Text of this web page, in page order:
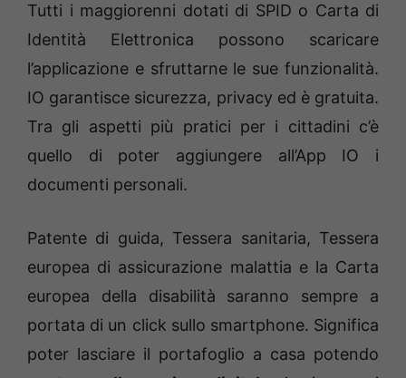
Tutti i maggiorenni dotati di SPID o Carta di
Identità Elettronica possono scaricare
l’applicazione e sfruttarne le sue funzionalità.
IO garantisce sicurezza, privacy ed è gratuita.
Tra gli aspetti più pratici per i cittadini c’è
quello di poter aggiungere all’App IO i
documenti personali.
Patente di guida, Tessera sanitaria, Tessera
europea di assicurazione malattia e la Carta
europea della disabilità saranno sempre a
portata di un click sullo smartphone. Significa
poter lasciare il portafoglio a casa potendo